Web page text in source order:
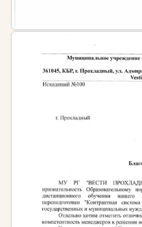
Инженерные
узнаете правила
коммуникаций,
дренажа и
технологии и
Компьютерные
дизайна. Вы
проектирования:
Photoshop и